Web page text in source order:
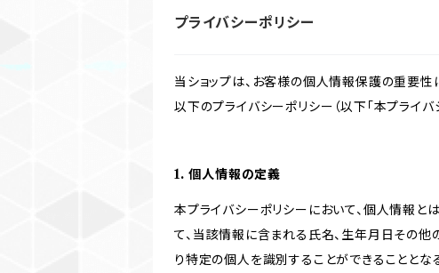
プライバシーポリシー
当ショップは、お客様の個人情報保護の重要性
以下のプライバシーポリシー（以下「本プライ
1. 個人情報の定義
本プライバシーポリシーにおいて、個人情報
て、当該情報に含まれる氏名、生年月日その他
り特定の個人を識別することができることとな